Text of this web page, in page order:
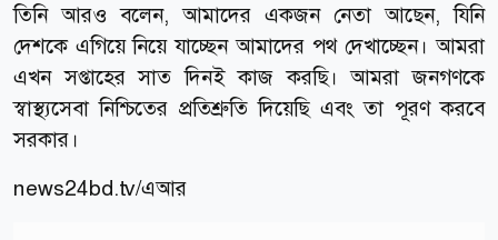
তিনি আরও বলেন, আমাদের একজন নেতা আছেন, যিনি
দেশকে এগিয়ে নিয়ে যাচ্ছেন আমাদের পথ দেখাচ্ছেন। আমরা
এখন সপ্তাহের সাত দিনই কাজ করছি। আমরা জনগণকে
স্বাস্থ্যসেবা নিশ্চিতের প্রতিশ্রুতি দিয়েছি এবং তা পূরণ করবে
সরকার।
news24bd.tv/এআর